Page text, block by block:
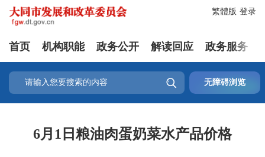
登录
繁體版
首页 机构职能 政务公开 解读回应 政务服务
 无障碍浏览
6月1日粮油肉蛋奶菜水产品价格